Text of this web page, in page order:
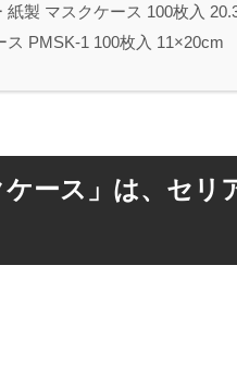
紙製 マスクケース 100枚入
ス PMSK-1 100枚入 11×20cm
ケース」は、セ